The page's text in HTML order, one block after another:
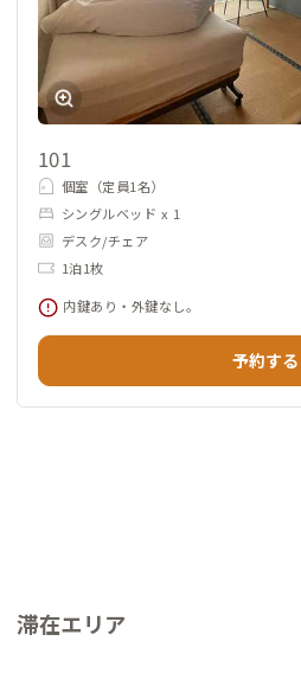
101
個室（定員1名）
シングルベッド x 1
デスク/チェア
1泊1枚
内鍵あり・外鍵なし。
予約する
滞在エリア